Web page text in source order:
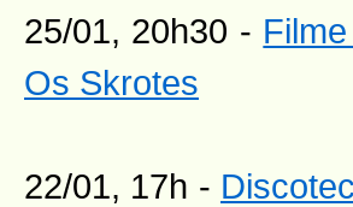
25/01, 20h30 -
Os Skrotes
22/01, 17h -